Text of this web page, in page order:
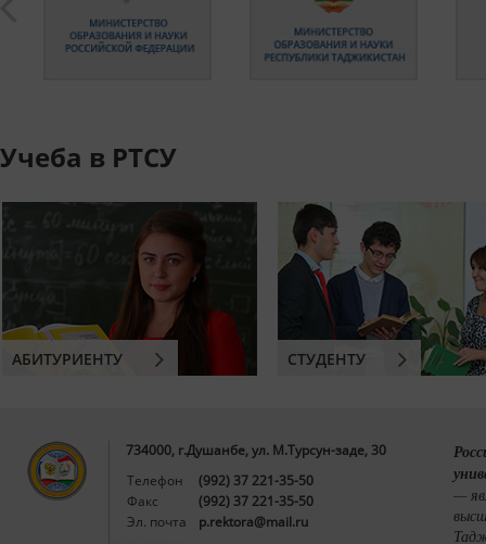
Учеба в РТСУ
АБИТУРИЕНТУ СТУДЕНТУ
734000, г.Душанбе, ул. М.Турсун-заде, 30
Телефон
(992) 37 221-35-50
Факс
(992) 37 221-35-50
Эл. почта
p.rektora@mail.ru
—